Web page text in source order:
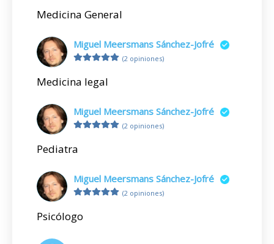
Medicina General
Miguel Meersmans Sánchez-Jofré
(2 opiniones)
Medicina legal
Miguel Meersmans Sánchez-Jofré
(2 opiniones)
Pediatra
Miguel Meersmans Sánchez-Jofré
(2 opiniones)
Psicólogo